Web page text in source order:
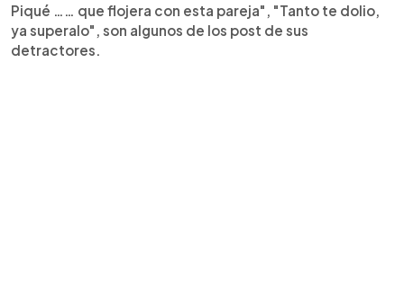
Piqué …… que flojera con esta pareja", "Tanto te dolio,
ya superalo", son algunos de los post de sus
detractores.